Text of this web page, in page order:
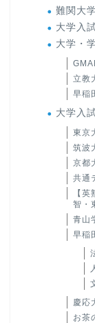
難関大
大学入
大学・
立教
早稲
大学入
東京
筑波
京都
共通
【
智・
青山
早稲
慶応
お茶